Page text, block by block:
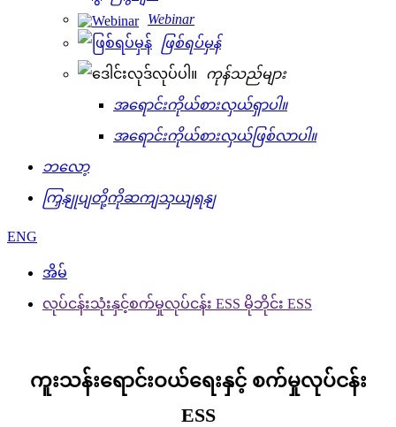
Webinar
ဖြစ်ရပ်မှန်
ကုန်သည်များ
အရောင်းကိုယ်စားလှယ်ရှာပါ။
အရောင်းကိုယ်စားလှယ်ဖြစ်လာပါ။
ဘလော့
ကြှနျုပျတို့ကိုဆကျသှယျရနျ
ENG
အိမ်
လုပ်ငန်းသုံးနှင့်စက်မှုလုပ်ငန်း ESS မိုဘိုင်း ESS
ကူးသန်းရောင်းဝယ်ရေးနှင့် စက်မှုလုပ်ငန်း
ESS